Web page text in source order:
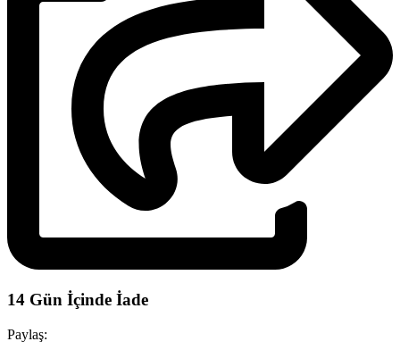
14 Gün İçinde İade
Paylaş: